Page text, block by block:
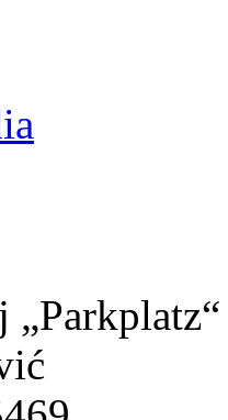
„Parkplatz“